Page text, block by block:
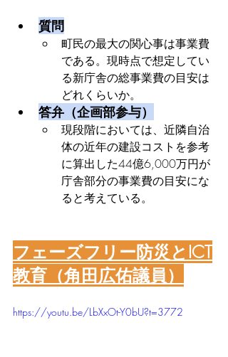
質問
町民の最大の関心事は事業費
である。現時点で想定してい
る新庁舎の総事業費の目安は
どれくらいか。
答弁（企画部参与）
現段階においては、近隣自治
体の近年の建設コストを参考
に算出した44億6,000万円が
庁舎部分の事業費の目安にな
ると考えている。
フェーズフリー防災とICT
教育（角田広佑議員）
https://youtu.be/LbXxOt-Y0bU?t=3772